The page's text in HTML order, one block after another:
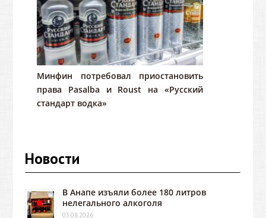
Минфин потребовал приостановить
права Pasalba и Roust на «Русский
стандарт водка»
Новости
В Анапе изъяли более 180 литров
нелегального алкоголя
03.08.2026